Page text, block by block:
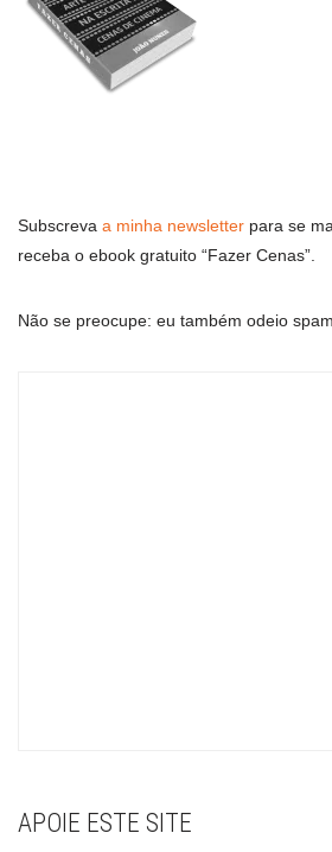
Subscreva a minha newsletter para se
receba o ebook gratuito “Fazer Cenas”.
Não se preocupe: eu também odeio
APOIE ESTE SITE